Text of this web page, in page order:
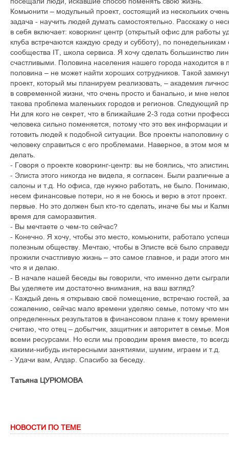
Комьюнити – модульный проект, состоящий из нескольких
задача - научить людей думать самостоятельно. Расскажу о
в себя включает: коворкинг центр (открытый офис для работы
клуба встречаются каждую среду и субботу), по
сообщества IT, школа сервиса. Я хочу сделать большинство
счастливыми. Половина населения нашего города находится в
половина – не может найти хороших сотрудников. Такой
проект, который мы планируем реализовать, – академия
в современной жизни, что очень просто и банально, и мне
такова проблема маленьких городов и регионов. Следующий
Ни для кого не секрет, что в ближайшие 2-3 года сотни
человека сильно поменяется, потому что это век информации
готовить людей к подобной ситуации. Все проекты наполовину
человеку справиться с его проблемами. Наверное, в этом моя
делать.
- Говоря о проекте коворкинг-центр: вы не боялись, что
- Элиста этого никогда не видела, я согласен. Были
салоны и т.д. Но офиса, где нужно работать, не было.
несем финансовые потери, но я не боюсь и верю в этот
первые. Но это должен был кто-то сделать, иначе бы мы и
время для саморазвития.
- Вы мечтаете о чем-то сейчас?
- Конечно. Я хочу, чтобы это место, комьюнити, работало
полезным обществу. Мечтаю, чтобы в Элисте всё было
прожили счастливую жизнь – это самое главное, и ради этого
что я и делаю.
- В начале нашей беседы вы говорили, что именно дети
Вы уделяете им достаточно внимания, на ваш взгляд?
- Каждый день я открываю своё помещение, встречаю гостей,
сожалению, сейчас мало времени уделяю семье, потому что
определенных результатов в финансовом плане к тому
считаю, что отец – добытчик, защитник и авторитет в семье.
всеми ресурсами. Но если мы проводим время вместе, то
какими-нибудь интересными занятиями, шумим, играем и т.д.
- Удачи вам, Алдар. Спасибо за беседу.
Татьяна ЦУРЮМОВА
НОВОСТИ ПО ТЕМЕ